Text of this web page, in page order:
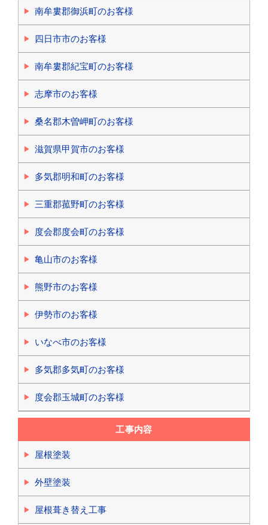
南牟婁郡御浜町のお客様
四日市市のお客様
南牟婁郡紀宝町のお客様
志摩市のお客様
桑名郡木曽岬町のお客様
滋賀県甲賀市のお客様
多気郡明和町のお客様
三重郡菰野町のお客様
度会郡度会町のお客様
亀山市のお客様
熊野市のお客様
伊勢市のお客様
いなべ市のお客様
多気郡多気町のお客様
度会郡玉城町のお客様
工事内容
屋根塗装
外壁塗装
屋根葺き替え工事